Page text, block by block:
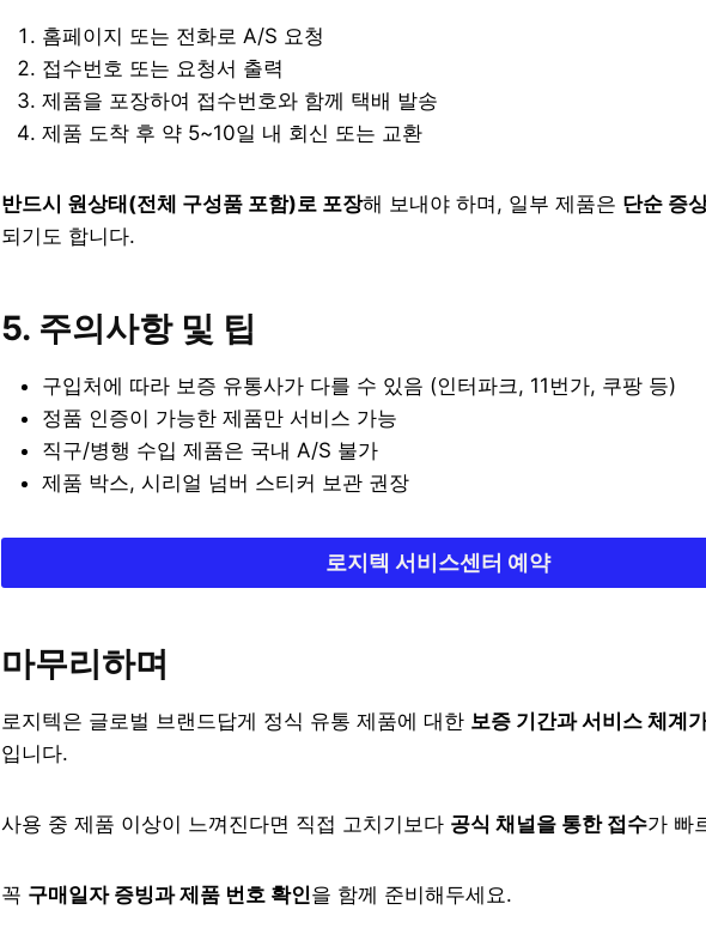
홈페이지 또는 전화로 A/S 요청
접수번호 또는 요청서 출력
제품을 포장하여 접수번호와 함께 택배 발송
제품 도착 후 약 5~10일 내 회신 또는 교환
반드시 원상태(전체 구성품 포함)로 포장해 보내야 하며, 일부 제품은 단순 증
되기도 합니다.
5. 주의사항 및 팁
구입처에 따라 보증 유통사가 다를 수 있음 (인터파크, 11번가, 쿠팡 등)
정품 인증이 가능한 제품만 서비스 가능
직구/병행 수입 제품은 국내 A/S 불가
제품 박스, 시리얼 넘버 스티커 보관 권장
로지텍 서비스센터 예약
마무리하며
로지텍은 글로벌 브랜드답게 정식 유통 제품에 대한 보증 기간과 서비스 체계
입니다.
사용 중 제품 이상이 느껴진다면 직접 고치기보다 공식 채널을 통한 접수가 빠
꼭 구매일자 증빙과 제품 번호 확인을 함께 준비해두세요.